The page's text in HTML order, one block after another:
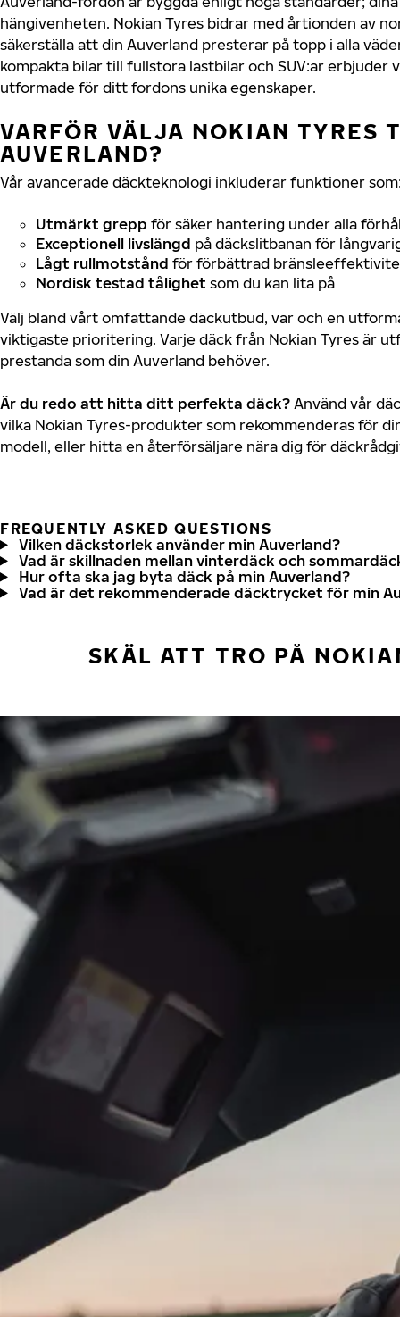
hängivenheten. Nokian Tyres bidrar med årtionden av
säkerställa att din Auverland presterar på topp i alla
kompakta bilar till fullstora lastbilar och SUV:ar erbjuder
utformade för ditt fordons unika egenskaper.
VARFÖR VÄLJA NOKIAN TYRES
AUVERLAND?
Vår avancerade däckteknologi inkluderar funktioner
Utmärkt grepp för säker hantering under alla
Exceptionell livslängd på däckslitbanan för
Lågt rullmotstånd för förbättrad
Nordisk testad tålighet som du kan lita på
Välj bland vårt omfattande däckutbud, var och en
viktigaste prioritering. Varje däck från Nokian Tyres är
prestanda som din Auverland behöver.
Är du redo att hitta ditt perfekta däck? Använd vår
vilka Nokian Tyres-produkter som rekommenderas för
modell, eller hitta en återförsäljare nära dig för
FREQUENTLY ASKED QUESTIONS
Vilken däckstorlek använder min Auverland?
Vad är skillnaden mellan vinterdäck och
Hur ofta ska jag byta däck på min Auverland?
Vad är det rekommenderade däcktrycket för min
SKÄL ATT TRO PÅ